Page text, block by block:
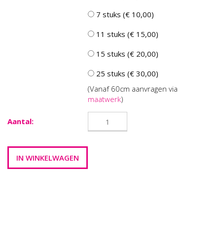
7 stuks (€ 10,00)
11 stuks (€ 15,00)
15 stuks (€ 20,00)
25 stuks (€ 30,00)
(Vanaf 60cm aanvragen via
maatwerk)
Aantal: